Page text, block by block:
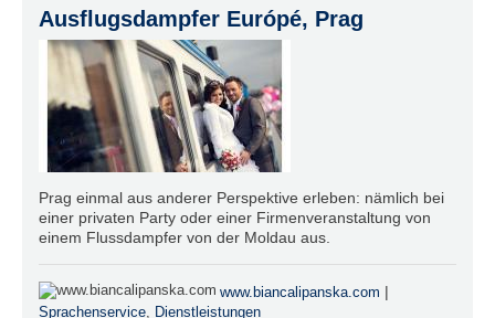
Ausflugsdampfer Európé, Prag
Prag einmal aus anderer Perspektive erleben: nämlich bei
einer privaten Party oder einer Firmenveranstaltung von
einem Flussdampfer von der Moldau aus.
www.biancalipanska.com |
Sprachenservice, Dienstleistungen